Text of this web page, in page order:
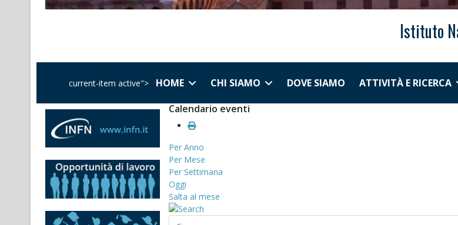
Istituto
current-item active"> HOME CHI SIAMO DOVE SIAMO ATTIVITÀ E RICERCA
Calendario eventi
Per Anno
Per Mese
Per Settimana
Oggi
Salta al mese